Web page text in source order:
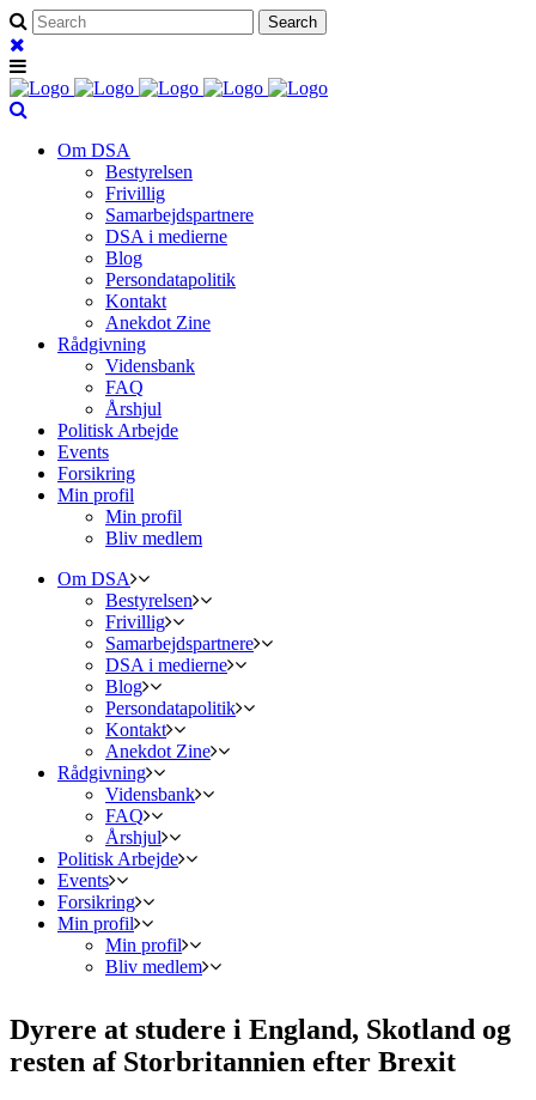
Om DSA
Bestyrelsen
Frivillig
Samarbejdspartnere
DSA i medierne
Blog
Persondatapolitik
Kontakt
Anekdot Zine
Rådgivning
Vidensbank
FAQ
Årshjul
Politisk Arbejde
Events
Forsikring
Min profil
Min profil
Bliv medlem
Om DSA
Bestyrelsen
Frivillig
Samarbejdspartnere
DSA i medierne
Blog
Persondatapolitik
Kontakt
Anekdot Zine
Rådgivning
Vidensbank
FAQ
Årshjul
Politisk Arbejde
Events
Forsikring
Min profil
Min profil
Bliv medlem
Dyrere at studere i England, Skotland og
resten af Storbritannien efter Brexit